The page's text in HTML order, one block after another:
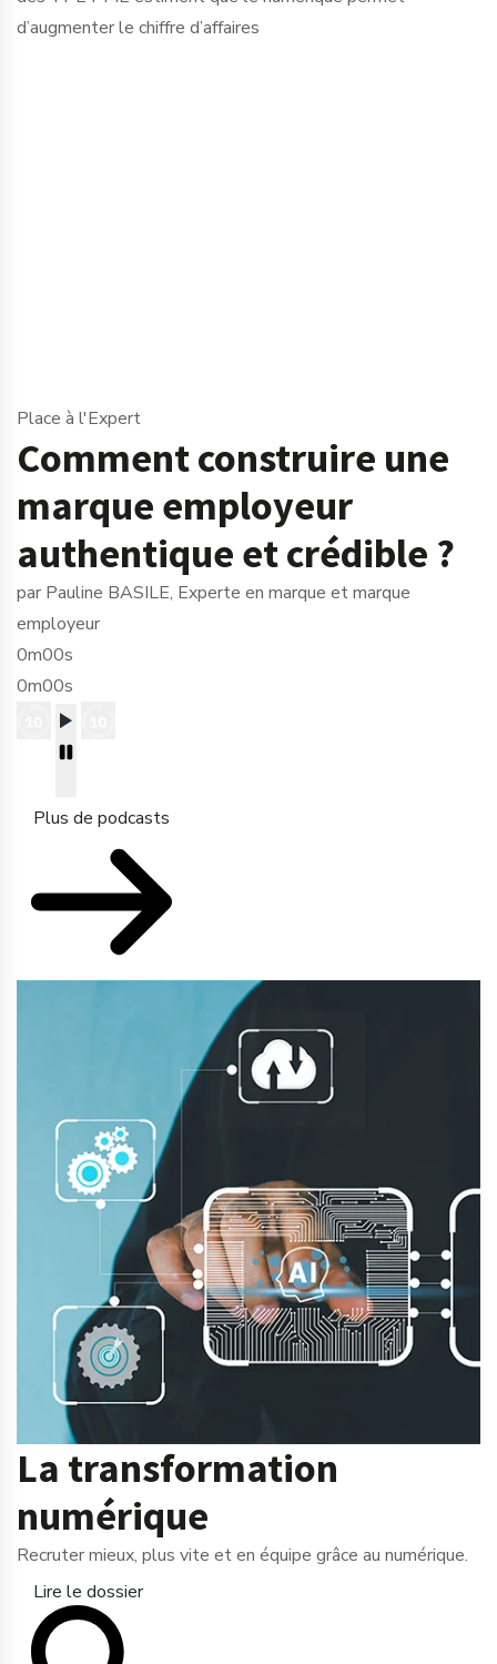
d’augmenter le chiffre d’affaires
Place à l'Expert
Comment construire une
marque employeur
authentique et crédible ?
par Pauline BASILE, Experte en marque et marque
employeur
0m00s
0m00s
Plus de podcasts
La transformation
numérique
Recruter mieux, plus vite et en équipe grâce au numérique.
Lire le dossier